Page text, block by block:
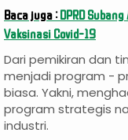
Baca juga :DPRD
Vaksinasi Covid-19
Dari pemikiran dan
menjadi program -
biasa. Yakni,
program strategis
industri.